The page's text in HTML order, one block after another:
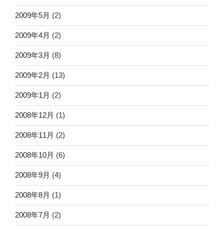
2009年5月 (2)
2009年4月 (2)
2009年3月 (8)
2009年2月 (13)
2009年1月 (2)
2008年12月 (1)
2008年11月 (2)
2008年10月 (6)
2008年9月 (4)
2008年8月 (1)
2008年7月 (2)